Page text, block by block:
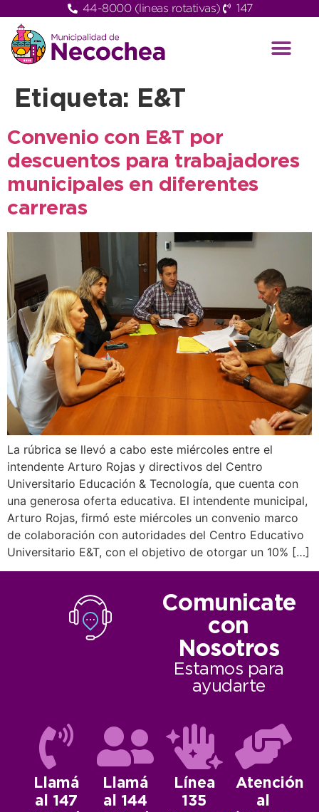
44-8000 (lineas rotativas) 147
Etiqueta: E&T
Convenio con E&T por
descuentos para trabajadores
municipales en diferentes
carreras
La rúbrica se llevó a cabo este miércoles entre el
intendente Arturo Rojas y directivos del Centro
Universitario Educación & Tecnología, que cuenta con
una generosa oferta educativa. El intendente municipal,
Arturo Rojas, firmó este miércoles un convenio marco
de colaboración con autoridades del Centro Educativo
Universitario E&T, con el objetivo de otorgar un 10% […]
Comunicate
con
Nosotros
Estamos para
ayudarte
Llamá
al 147
Llamá
al 144
Línea
135
Atención
al